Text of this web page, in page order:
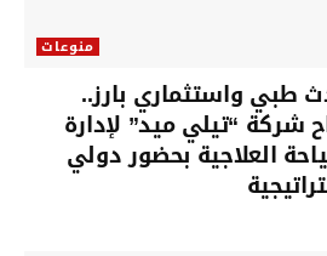
منوعات
طبي واستثماري بارز..
شركة “تيلي ميد” لإدارة
العلاجية بحضور دولي